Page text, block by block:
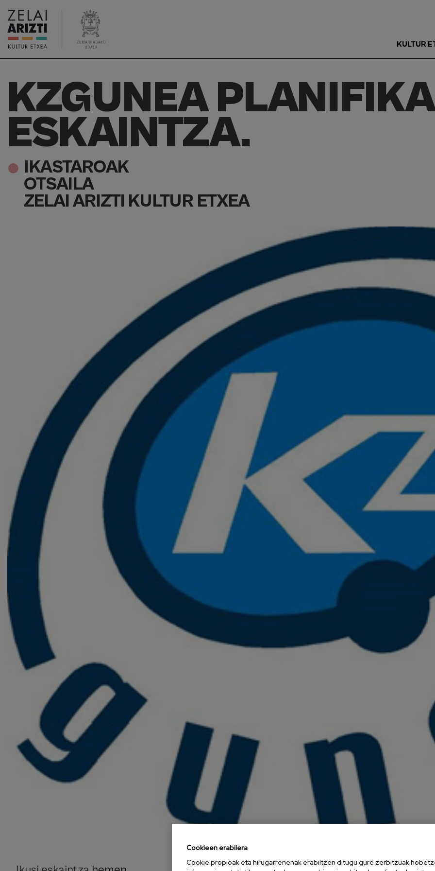
Main
ES
KULTUR
KZGUNEA
ESKAINTZA.
IKASTAROAK
OTSAILA
ZELAI ARIZTI KULTUR ETXEA
Cookieen erabilera
Cookie propioak eta hirugarrenenak erabiltzen ditugu gure zerbitzuak